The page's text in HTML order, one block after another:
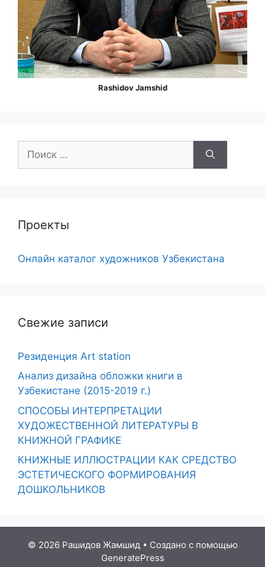
Rashidov Jamshid
Проекты
Онлайн каталог художников Узбекистана
Свежие записи
Резиденция Art station
Анализ дизайна обложки книги в
Узбекистане (2015-2019 г.)
СПОСОБЫ ИНТЕРПРЕТАЦИИ
ХУДОЖЕСТВЕННОЙ ЛИТЕРАТУРЫ В
КНИЖНОЙ ГРАФИКЕ
КНИЖНЫЕ ИЛЛЮСТРАЦИИ КАК СРЕДСТВО
ЭСТЕТИЧЕСКОГО ФОРМИРОВАНИЯ
ДОШКОЛЬНИКОВ
© 2026 Рашидов Жамшид• Создано с помощью
GeneratePress